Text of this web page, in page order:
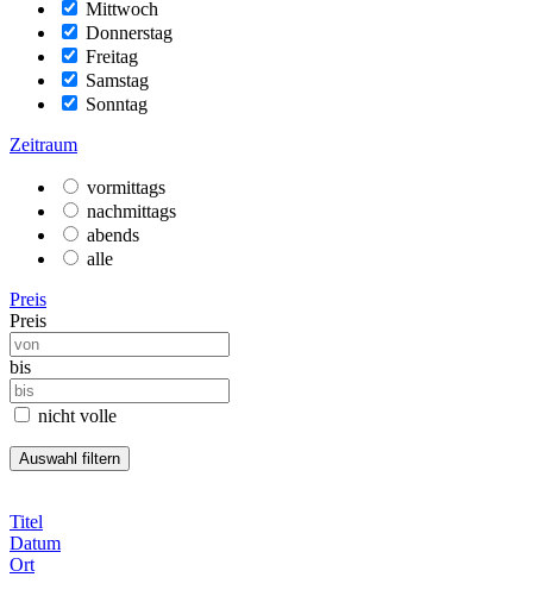
Mittwoch
Donnerstag
Freitag
Samstag
Sonntag
Zeitraum
vormittags
nachmittags
abends
alle
Preis
Preis
bis
nicht volle
Titel
Datum
Ort